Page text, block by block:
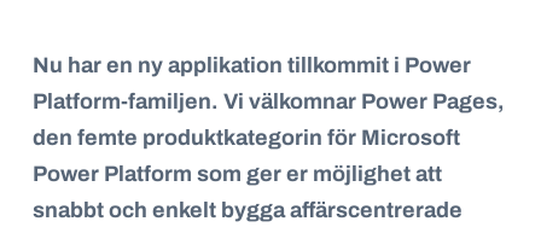
Nu har en ny applikation tillkommit i Power
Platform-familjen. Vi välkomnar Power Pages,
den femte produktkategorin för Microsoft
Power Platform som ger er möjlighet att
snabbt och enkelt bygga affärscentrerade